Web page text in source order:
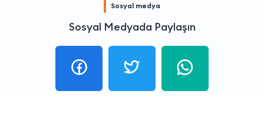
Sosyal medya
Sosyal Medyada Paylaşın